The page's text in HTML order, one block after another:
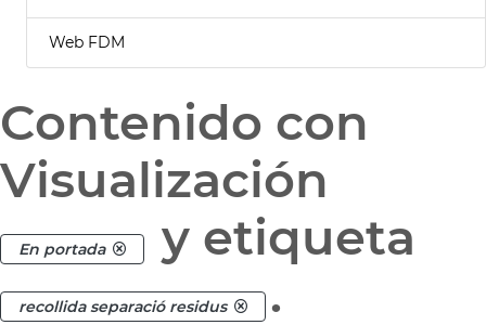
Web FDM
Contenido con
Visualización
En portada y etiqueta
recollida separació residus .